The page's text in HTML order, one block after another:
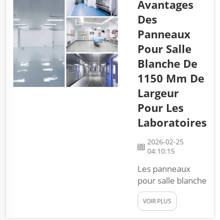
à l’intérieur qu’à
l’extérieur. Ces
panneaux sont
fabriqués en
métal et peuvent
être façonnés
selon de
nombreux motifs
différents. Ils
s’intègrent
parfaitement
dans les
habitations, les
même certains
bâtiments
publics. Ce qui
est appréciable,
Avantages
Des
Panneaux
Pour Salle
Blanche De
1150 Mm De
Largeur
Pour Les
Laboratoires
2026-02-25
04:10:15
Les panneaux
pour salle blanche
sont très
importants pour
VOIR PLUS